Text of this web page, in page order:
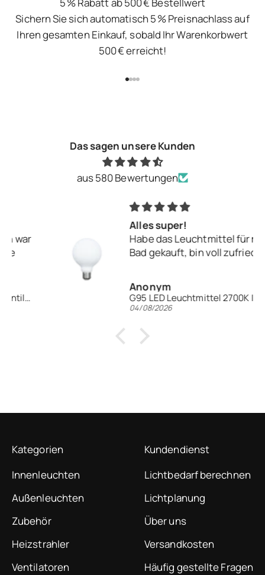
Sichern Sie sich automatisch 5 % Preisnachlass auf
Ihren gesamten Einkauf, sobald Ihr Warenkorbwert
500 € erreicht!
Das sagen unsere Kunden
aus 580 Bewertungen
Alles super!
Habe das Leuchtmittel für mein
Bad gekauft, bin voll zufrieden.
Anonym
G95 LED Leuchtmittel 2700K | E27 | Keramik opal
04/08/2026
Kategorien
Innenleuchten
Außenleuchten
Zubehör
Heizstrahler
Ventilatoren
Kundendienst
Lichtbedarf berechnen
Lichtplanung
Über uns
Versandkosten
Häufig gestellte Fragen